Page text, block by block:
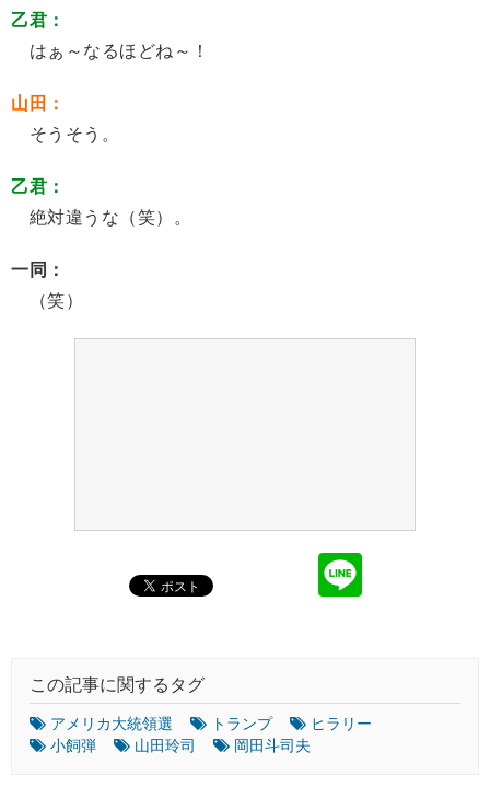
乙君：
はぁ～なるほどね～！
山田：
そうそう。
乙君：
絶対違うな（笑）。
一同：
（笑）
この記事に関するタグ
アメリカ大統領選 トランプ
ヒラリー
小飼弾
山田玲司 岡田斗司夫